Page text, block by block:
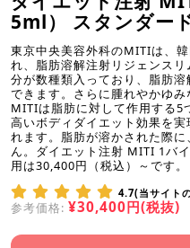
5ml） スタンダー
東京中央美容外科のMITIは、
れ、脂肪溶解注射リジェンス
分が数種類入っており、脂肪
できます。さらに腫れやかゆみ
MITIは脂肪に対して作用する5
高いボディダイエット効果を
れます。脂肪が溶かされた際
ん。ダイエット注射 MITI 1バ
用は30,400円（税込）～です。
4.7(当サイト
参考価格: ¥30,400円(税抜)